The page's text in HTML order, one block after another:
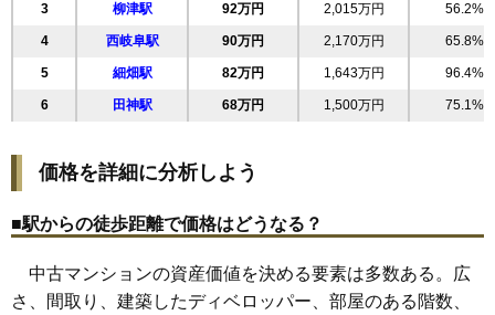
21 上材木町 108万円 2,602万円 40.5%
22 栄新町 105万円 2,320万円 50.2%
23 菊地町 105万円 2,305万円 49.5%
24 鹿島町 104万円 2,292万円 48.9%
26 茜部中島 99万円
28 六条南 98万円 2,439万円 55.9%
29 市橋 96万円 2,296万円 58.0%
30 田生越町 94万円 1,746万円 65.7%
3 柳津駅 92万円 2,015万円 56.2%
4 西岐阜駅 90万円 2,170万円 65.8%
5 細畑駅 82万円 1,643万円 96.4%
6 田神駅 68万円 1,500万円 75.1%
価格を詳細に分析しよう
■駅からの徒歩距離で価格はどうなる？
中古マンションの資産価値を決める要素は多数ある。広
さ、間取り、建築したディベロッパー、部屋のある階数、